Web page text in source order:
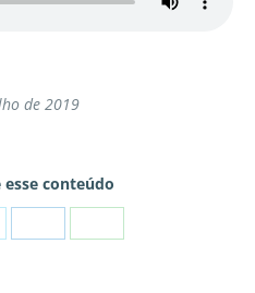
de 2019
conteúdo